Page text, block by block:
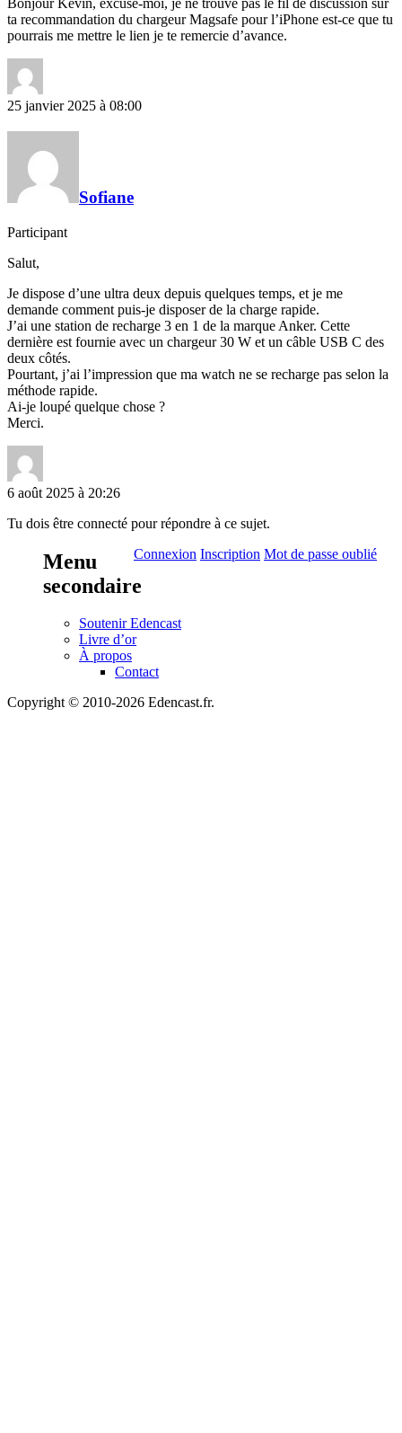
Bonjour Kevin, excuse-moi, je ne trouve pas le fil de discussion sur
ta recommandation du chargeur Magsafe pour l’iPhone est-ce que tu
pourrais me mettre le lien je te remercie d’avance.
25 janvier 2025 à 08:00
Sofiane
Participant
Salut,
Je dispose d’une ultra deux depuis quelques temps, et je me
demande comment puis-je disposer de la charge rapide.
J’ai une station de recharge 3 en 1 de la marque Anker. Cette
dernière est fournie avec un chargeur 30 W et un câble USB C des
deux côtés.
Pourtant, j’ai l’impression que ma watch ne se recharge pas selon la
méthode rapide.
Ai-je loupé quelque chose ?
Merci.
6 août 2025 à 20:26
Tu dois être connecté pour répondre à ce sujet.
Connexion Inscription Mot de passe oublié
Menu
secondaire
Soutenir Edencast
Livre d’or
À propos
Contact
Copyright © 2010-2026 Edencast.fr.